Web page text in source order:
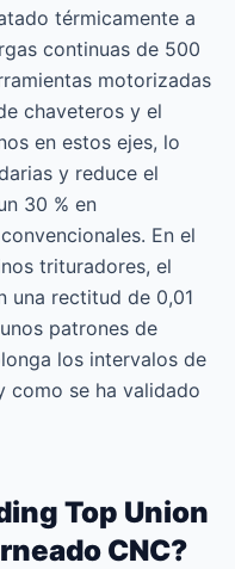
térmicamente a
continuas de 500
motorizadas
chaveteros y el
en estos ejes, lo
y reduce el
30 % en
En el
trituradores, el
una rectitud de 0,01
patrones de
los intervalos de
como se ha validado
Top Union
CNC?